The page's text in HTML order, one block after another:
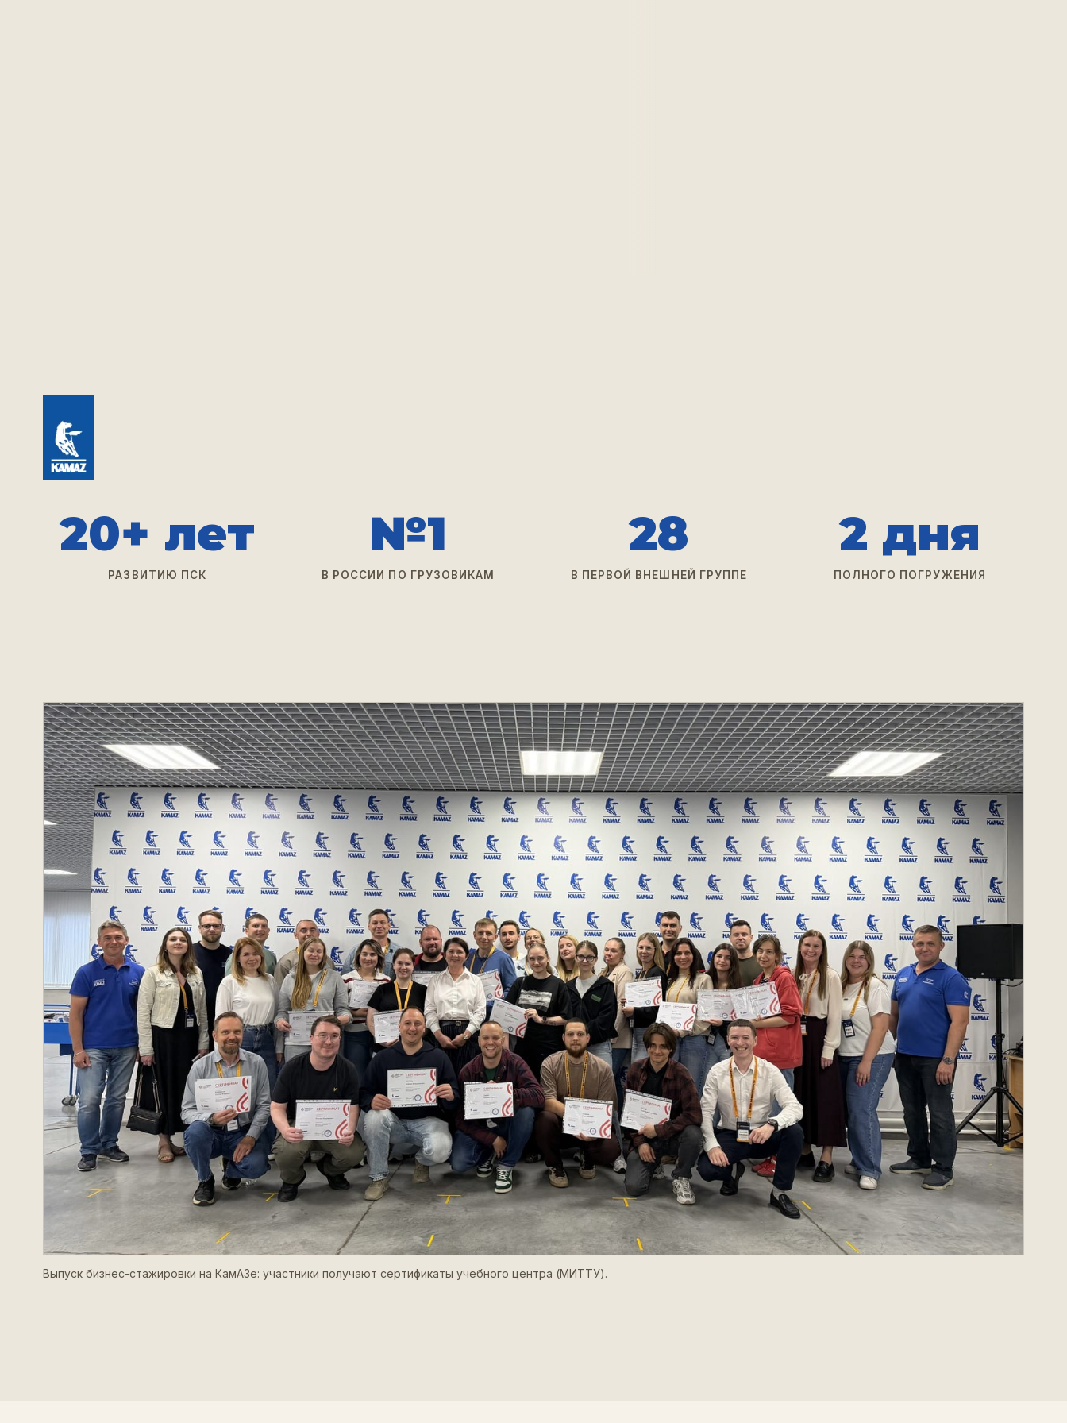
20+ лет
РАЗВИТИЮ ПСК
№1
В РОССИИ ПО ГРУЗОВИКАМ
28
В ПЕРВОЙ ВНЕШНЕЙ ГРУППЕ
2 дня
ПОЛНОГО ПОГРУЖЕНИЯ
Выпуск бизнес-стажировки на КамАЗе: участники получают сертификаты учебного центра (МИТТУ).